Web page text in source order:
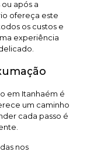
ou após a
ofereça este
os custos e
experiência
em Itanhaém é
um caminho
cada passo é
nos